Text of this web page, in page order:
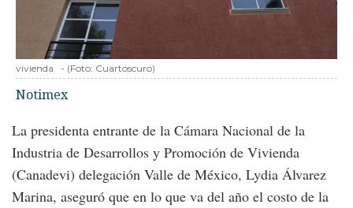
vivienda - (Foto: Cuartoscuro)
Notimex
La presidenta entrante de la Cámara Nacional de la
Industria de Desarrollos y Promoción de Vivienda
(Canadevi) delegación Valle de México, Lydia Álvarez
Marina, aseguró que en lo que va del año el costo de la